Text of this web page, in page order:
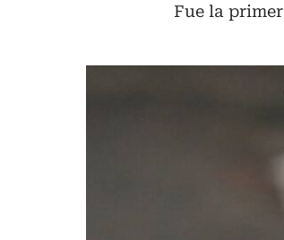
Fue la